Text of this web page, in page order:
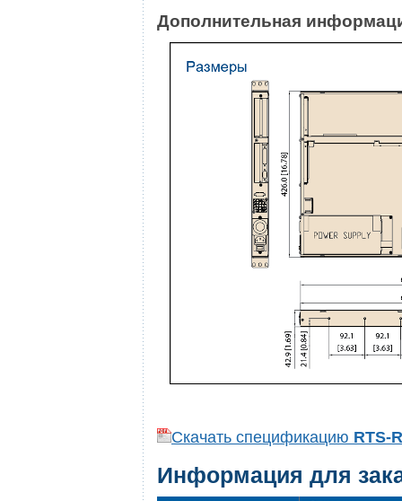
Дополнительная
Скачать спецификацию RTS-
Информация для